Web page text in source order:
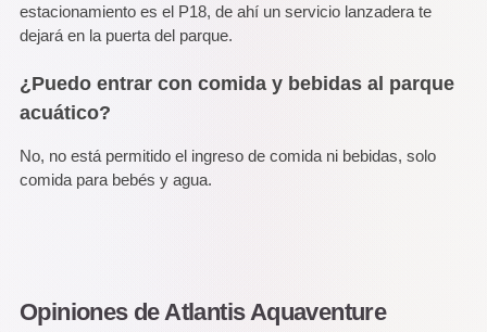
estacionamiento es el P18, de ahí un servicio lanzadera te
dejará en la puerta del parque.
¿Puedo entrar con comida y bebidas al parque
acuático?
No, no está permitido el ingreso de comida ni bebidas, solo
comida para bebés y agua.
Opiniones de Atlantis Aquaventure